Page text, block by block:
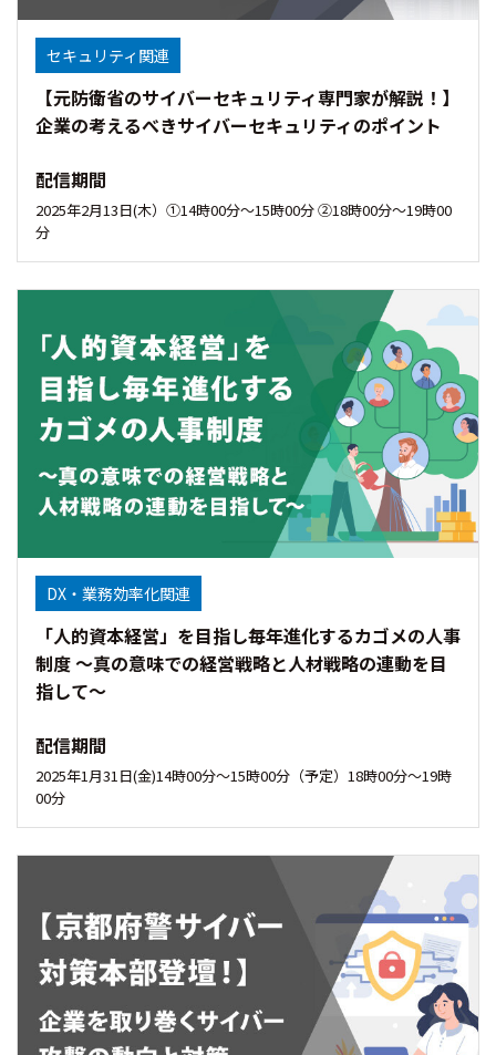
セキュリティ関連
【元防衛省のサイバーセキュリティ専門家が解説！】
企業の考えるべきサイバーセキュリティのポイント
配信期間
2025年2月13日(木）①14時00分〜15時00分 ②18時00分～19時00
分
DX・業務効率化関連
「人的資本経営」を目指し毎年進化するカゴメの人事
制度 ～真の意味での経営戦略と人材戦略の連動を目
指して～
配信期間
2025年1月31日(金)14時00分～15時00分（予定）18時00分～19時
00分